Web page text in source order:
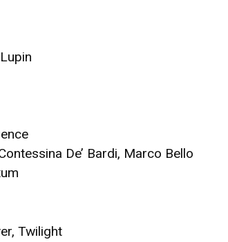
De’ Bardi, Marco Bello
Twilight